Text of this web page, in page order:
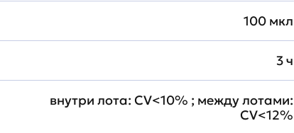
100 мкл
3 ч
внутри лота: CV<10% ; между лотами:
CV<12%